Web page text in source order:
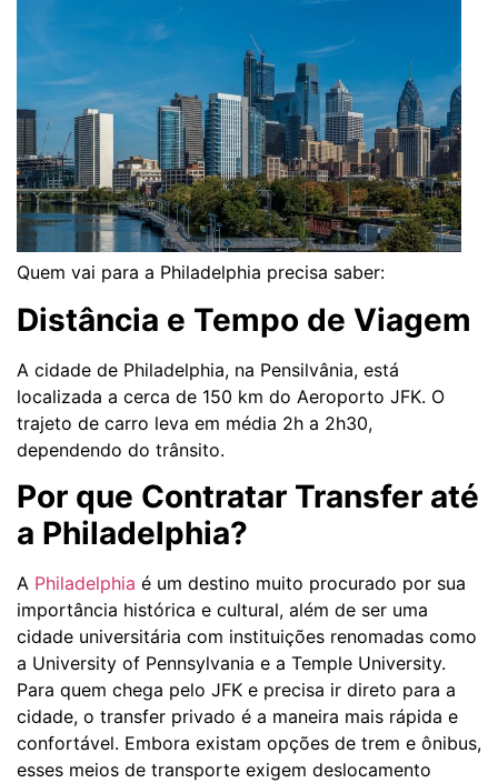
Quem vai para a Philadelphia precisa saber:
Distância e Tempo de Viagem
A cidade de Philadelphia, na Pensilvânia, está
localizada a cerca de 150 km do Aeroporto JFK. O
trajeto de carro leva em média 2h a 2h30,
dependendo do trânsito.
Por que Contratar Transfer até
a Philadelphia?
A Philadelphia é um destino muito procurado por sua
importância histórica e cultural, além de ser uma
cidade universitária com instituições renomadas como
a University of Pennsylvania e a Temple University.
Para quem chega pelo JFK e precisa ir direto para a
cidade, o transfer privado é a maneira mais rápida e
confortável. Embora existam opções de trem e ônibus,
esses meios de transporte exigem deslocamento